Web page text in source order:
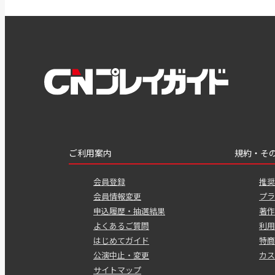
ご利用案内
会員登録
会員情報変更
申込履歴・抽選結果
よくあるご質問
はじめてガイド
公演中止・変更
サイトマップ
規約・そ
推
プ
著
利
特
カ